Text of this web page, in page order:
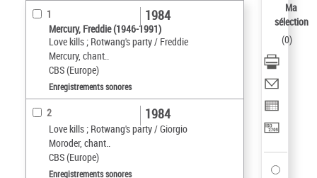
1
Mercury, Freddie (1946-1991)
Love kills ; Rotwang's party / Freddie
Mercury, chant..
CBS (Europe)
1984
Enregistrements sonores
2
Love kills ; Rotwang's party / Giorgio
Moroder, chant..
CBS (Europe)
1984
Enregistrements sonores
Ma
sélection
(0)